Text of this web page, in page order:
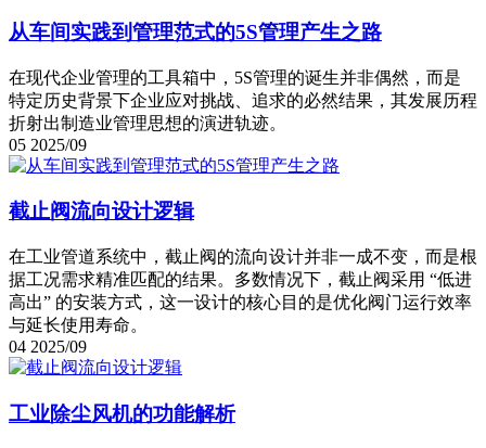
从车间实践到管理范式的5S管理产生之路
在现代企业管理的工具箱中，5S管理的诞生并非偶然，而是
特定历史背景下企业应对挑战、追求的必然结果，其发展历程
折射出制造业管理思想的演进轨迹。
05 2025/09
截止阀流向设计逻辑
在工业管道系统中，截止阀的流向设计并非一成不变，而是根
据工况需求精准匹配的结果。多数情况下，截止阀采用 “低进
高出” 的安装方式，这一设计的核心目的是优化阀门运行效率
与延长使用寿命。
04 2025/09
工业除尘风机的功能解析